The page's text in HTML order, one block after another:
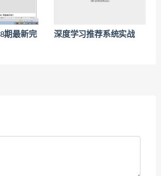
期最新完
深度学习推荐系统实战